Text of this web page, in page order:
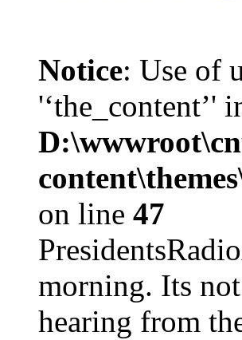
Notice: Use of
'‘the_content’'
on line 47
morning. Its
hearing from